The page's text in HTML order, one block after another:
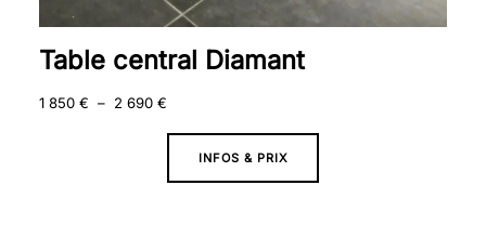
Table central Diamant
1 850 € – 2 690 €
INFOS & PRIX